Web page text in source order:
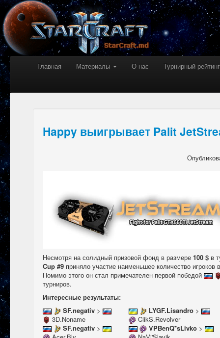
Главная Материалы О нас Турнирный рейтинг
Happy выигрывает Palit
Несмотря на солидный призовой фонд в размере 100 $ в
Cup #9 приняло участие наименьшее количество игроков
Помимо этого он стал примечателен первой победой
турниров.
Интересные результаты:
SF.negativ >
3D.Noname
SF.negativ >
LYGF.Lisandro >
ClikS.Revolver
VPBenQ*sLivko >